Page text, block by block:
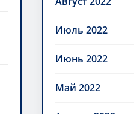
Июль 2022
Июнь 2022
Май 2022